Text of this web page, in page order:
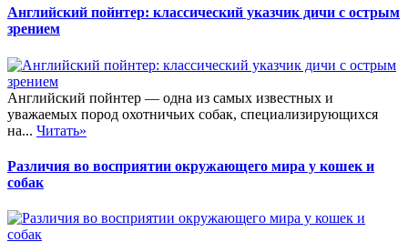
Английский пойнтер: классический указчик дичи с острым
зрением
Английский пойнтер — одна из самых известных и
уважаемых пород охотничьих собак, специализирующихся
на... Читать»
Различия во восприятии окружающего мира у кошек и
собак